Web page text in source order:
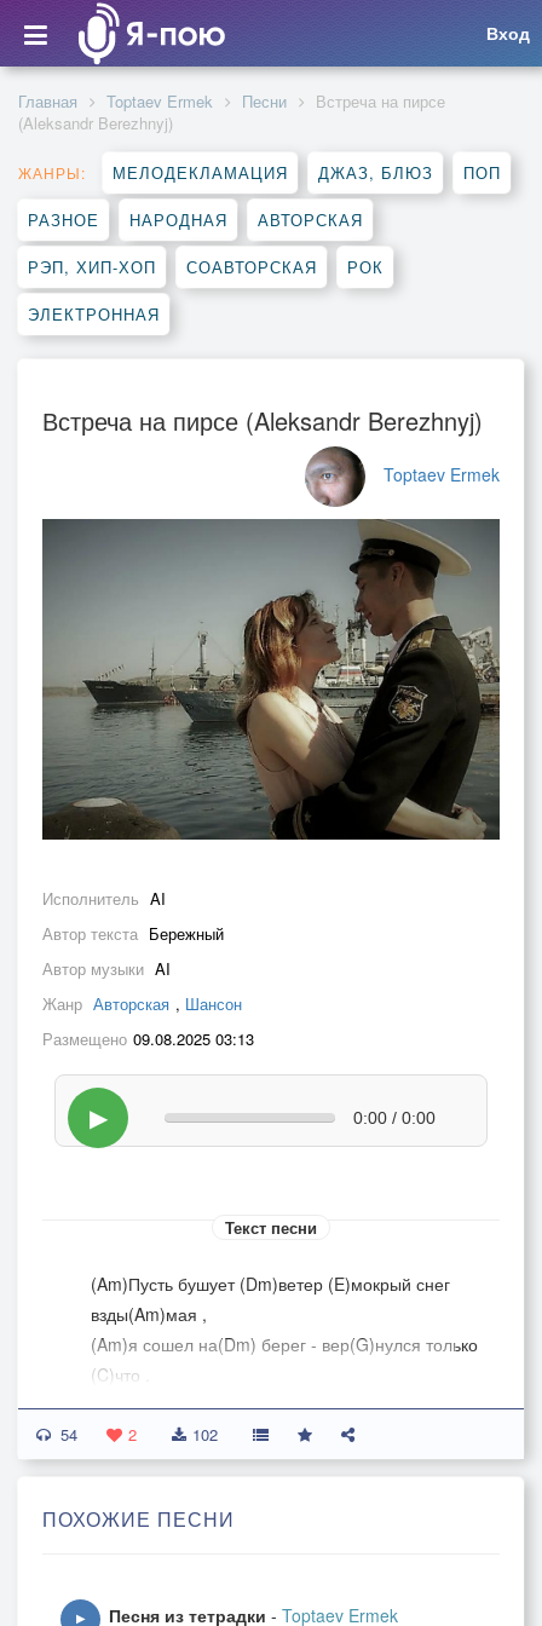
Вход
Главная Toptaev Ermek Песни
Встреча на пирсе
(Aleksandr Berezhnyj)
ЖАНРЫ: МЕЛОДЕКЛАМАЦИЯ ДЖАЗ, БЛЮЗ ПОП
РАЗНОЕ НАРОДНАЯ АВТОРСКАЯ
РЭП, ХИП-ХОП СОАВТОРСКАЯ РОК
ЭЛЕКТРОННАЯ
Встреча на пирсе (Aleksandr Berezhnyj)
Toptaev Ermek
Исполнитель AI
Автор текста Бережный
Автор музыки AI
Жанр Авторская , Шансон
Размещено 09.08.2025 03:13
▶ 0:00 / 0:00
Текст песни
(Am)Пусть бушует (Dm)ветер (E)мокрый снег
взды(Am)мая ,
(Am)я сошел на(Dm) берег - вер(G)нулся только
(C)что .
(Am)На холодном (D)пирсе (G)соль с лица
гло(C)тая,
(Am)Минуты... Мы (Dm)увидимся (E)все
(Gm)дома, не в (C)вокзалах (Am)теплых, на
2. Долго шли угрюмо мои морские будни,
54 2 102
ПОХОЖИЕ ПЕСНИ
▶ Песня из тетрадки - Toptaev Ermek